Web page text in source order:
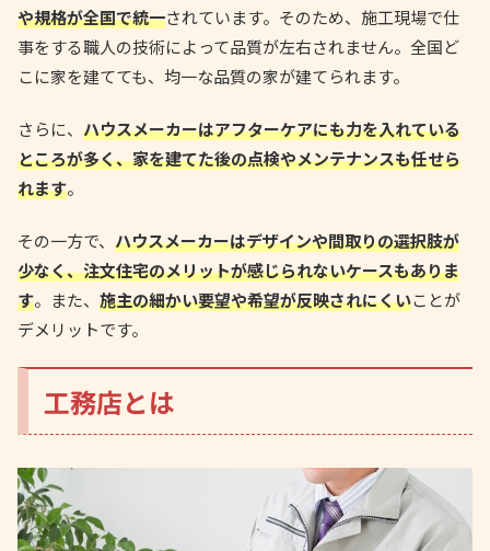
や規格が全国で統一されています。そのため、施工現場で仕
事をする職人の技術によって品質が左右されません。全国ど
こに家を建てても、均一な品質の家が建てられます。
さらに、 ハウスメーカーはアフターケアにも力を入れている
ところが多く、家を建てた後の点検やメンテナンスも任せら
れます。
その一方で、 ハウスメーカーはデザインや間取りの選択肢が
少なく、注文住宅のメリットが感じられないケースもありま
す。また、 施主の細かい要望や希望が反映されにくいことが
デメリットです。
工務店とは